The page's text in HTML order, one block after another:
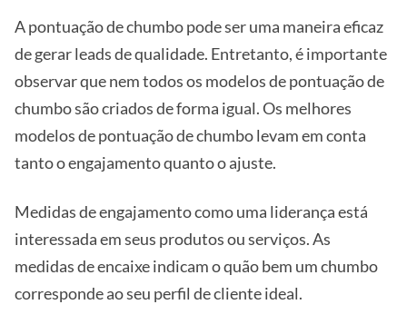
A pontuação de chumbo pode ser uma maneira eficaz
de gerar leads de qualidade. Entretanto, é importante
observar que nem todos os modelos de pontuação de
chumbo são criados de forma igual. Os melhores
modelos de pontuação de chumbo levam em conta
tanto o engajamento quanto o ajuste.
Medidas de engajamento como uma liderança está
interessada em seus produtos ou serviços. As
medidas de encaixe indicam o quão bem um chumbo
corresponde ao seu perfil de cliente ideal.